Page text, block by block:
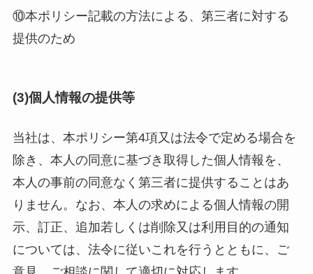
⑩本ポリシー記載の方法による、第三者に対する
提供のため
(3)個人情報の提供等
当社は、本ポリシー第4項又は法令で定める場合を
除き、本人の同意に基づき取得した個人情報を、
本人の事前の同意なく第三者に提供することはあ
りません。なお、本人の求めによる個人情報の開
示、訂正、追加若しくは削除又は利用目的の通知
については、法令に従いこれを行うとともに、ご